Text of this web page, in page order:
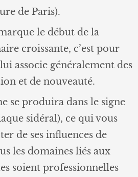
de Paris).
le début de la
croissante, c’est pour
associe généralement des
et de nouveauté.
se produira dans le signe
sidéral), ce qui vous
de ses influences de
les domaines liés aux
soient professionnelles